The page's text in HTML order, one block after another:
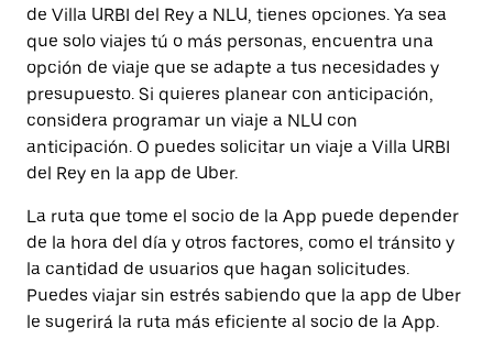
de Villa URBI del Rey a NLU, tienes opciones. Ya sea
que solo viajes tú o más personas, encuentra una
opción de viaje que se adapte a tus necesidades y
presupuesto. Si quieres planear con anticipación,
considera programar un viaje a NLU con
anticipación. O puedes solicitar un viaje a Villa URBI
del Rey en la app de Uber.
La ruta que tome el socio de la App puede depender
de la hora del día y otros factores, como el tránsito y
la cantidad de usuarios que hagan solicitudes.
Puedes viajar sin estrés sabiendo que la app de Uber
le sugerirá la ruta más eficiente al socio de la App.